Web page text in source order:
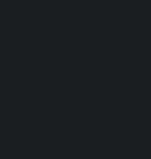
la primera fiesta del
Cultural y Social
El alcalde